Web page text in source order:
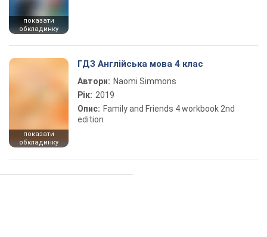
показати
обкладинку
показати
обкладинку
ГДЗ Англійська мова 4 клас
Автори: Naomi Simmons
Рік: 2019
Опис: Family and Friends 4 workbook 2nd
edition